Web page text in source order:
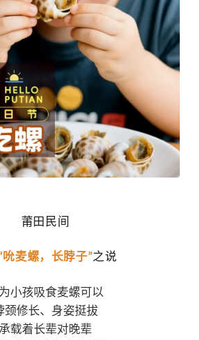
莆田民间
吮麦螺，长脖子”之说
小孩吸食麦螺可以
颈修长、身姿挺拔
承载着长辈对晚辈